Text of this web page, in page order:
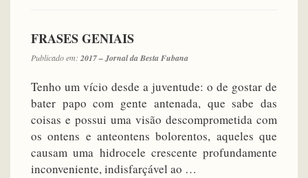
FRASES GENIAIS
Publicado em: 2017 – Jornal da Besta Fubana
Tenho um vício desde a juventude: o de gostar de
bater papo com gente antenada, que sabe das
coisas e possui uma visão descomprometida com
os ontens e anteontens bolorentos, aqueles que
causam uma hidrocele crescente profundamente
inconveniente, indisfarçável ao …